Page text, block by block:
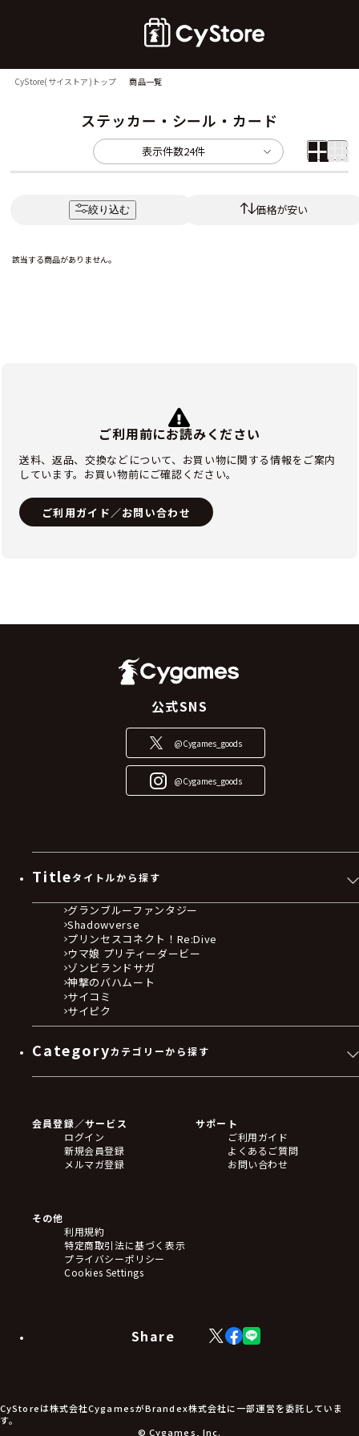
CyStore(サイストア)トップ 商品一覧
ステッカー・シール・カード
表示件数24件
絞り込む 価格が安い
該当する商品がありません。
ご利用前にお読みください
送料、返品、交換などについて、お買い物に関する情報をご案内
しています。お買い物前にご確認ください。
ご利用ガイド／お問い合わせ
公式SNS
@Cygames_goods
@Cygames_goods
Titleタイトルから探す
グランブルーファンタジー
Shadowverse
プリンセスコネクト！Re:Dive
ウマ娘 プリティーダービー
ゾンビランドサガ
神撃のバハムート
サイコミ
サイピク
Categoryカテゴリーから探す
フィギュア
アクリルスタンド
バッジ
キーホルダー・ストラップ
ステッカー・シール・カード
タペストリー・ポスター
アームサポーター
ブレードホルダー
食品・飲料品
アパレル小物
アクセサリー
会員登録／サービス
ログイン
新規会員登録
メルマガ登録
サポート
ご利用ガイド
よくあるご質問
お問い合わせ
その他
利用規約
特定商取引法に基づく表示
プライバシーポリシー
Cookies Settings
Share
X
(Twitter)
Facebook
LINE
CyStoreは株式会社CygamesがBrandex株式会社に一部運営を委託していま
す。
© Cygames, Inc.